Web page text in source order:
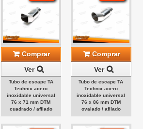
Comprar
Ver
Tubo de escape TA
Technix acero
inoxidable universal
76 x 71 mm DTM
cuadrado / afilado
Comprar
Ver
Tubo de escape TA
Technix acero
inoxidable universal
76 x 86 mm DTM
ovalado / afilado